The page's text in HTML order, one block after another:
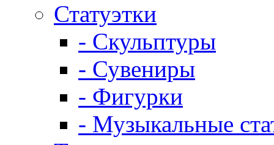
Статуэтки
- Скульптуры
- Сувениры
- Фигурки
- Музыкальные